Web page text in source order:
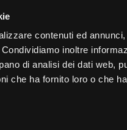
contenuti ed
inoltre
di analisi dei dati web,
che ha fornito loro o che
di ritiro e spedizione